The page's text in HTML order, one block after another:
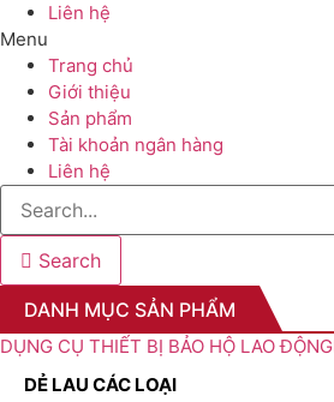
Liên hệ
Menu
Trang chủ
Giới thiệu
Sản phẩm
Tài khoản ngân hàng
Liên hệ
Search
DANH MỤC SẢN PHẨM
DỤNG CỤ THIẾT BỊ BẢO HỘ LAO ĐỘNG
DẺ LAU CÁC LOẠI